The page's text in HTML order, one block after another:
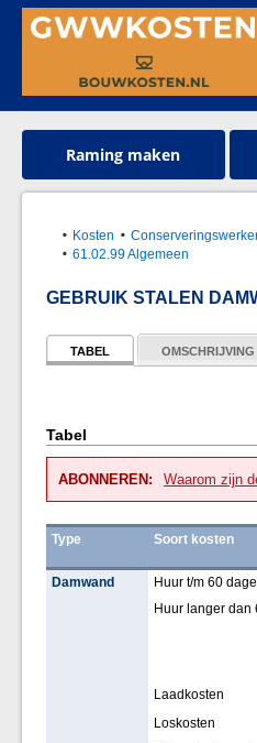
Raming maken
Kosten
61.02.99 Algemeen
GEBRUIK STALEN
TABEL OMSCHRIJVING
Tabel
ABONNEREN: Waarom zijn
Type Soort kosten
Damwand Huur t/m 60
Huur langer dan
Laadkosten
Loskosten